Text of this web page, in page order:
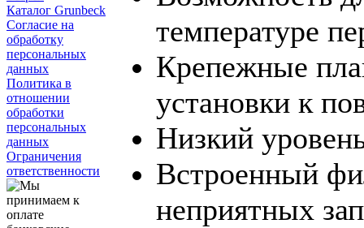
Каталог Grunbeck
Согласие на
обработку
персональных
данных
Политика в
отношении
обработки
персональных
данных
Ограничения
ответственности
температуре
Крепежные
установки к
Низкий
Встроенный
неприятных